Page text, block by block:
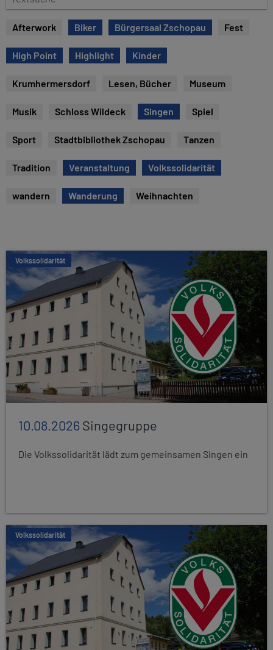
e
s
u
Afterwork Biker Bürgersaal Zschopau Fest
High Point Highlight Kinder
Krumhermersdorf Lesen, Bücher Museum
Musik Schloss Wildeck Singen Spiel
Sport Stadtbibliothek Zschopau Tanzen
Tradition Veranstaltung Volkssolidarität
wandern Wanderung Weihnachten
Volkssolidarität
10.08.2026Singegruppe
Die Volkssolidarität lädt zum gemeinsamen Singen ein
Volkssolidarität